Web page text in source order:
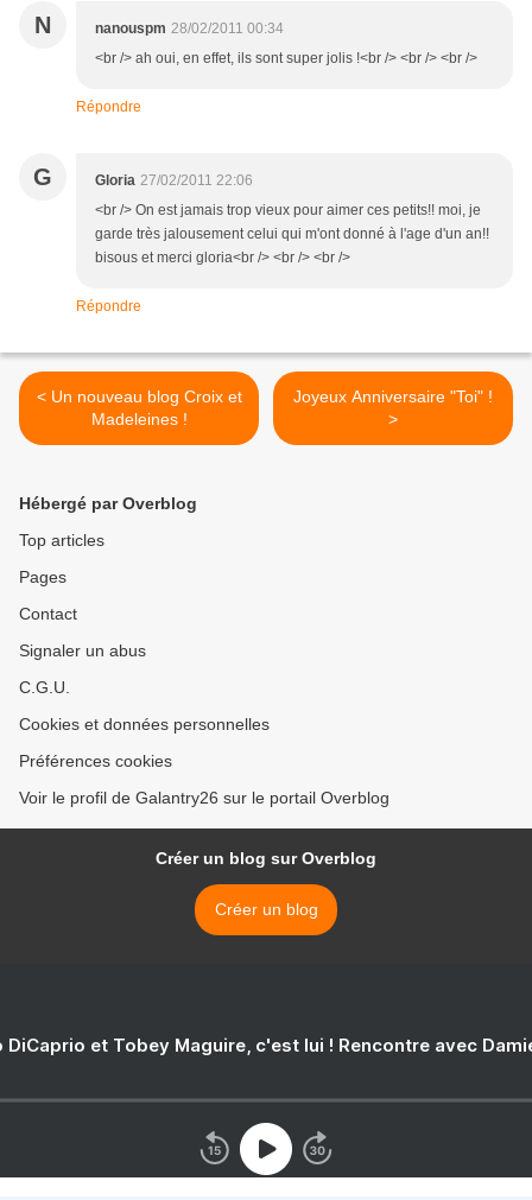
N nanouspm 28/02/2011 00:34
<br /> ah oui, en effet, ils sont super jolis !<br /> <br /> <br />
Répondre
G Gloria 27/02/2011 22:06
<br /> On est jamais trop vieux pour aimer ces petits!! moi, je
garde très jalousement celui qui m'ont donné à l'age d'un an!!
bisous et merci gloria<br /> <br /> <br />
Répondre
< Un nouveau blog Croix et
Madeleines !
Joyeux Anniversaire "Toi" !
>
Hébergé par Overblog
Top articles
Pages
Contact
Signaler un abus
C.G.U.
Cookies et données personnelles
Préférences cookies
Voir le profil de Galantry26 sur le portail Overblog
Créer un blog sur Overblog
Créer un blog
DiCaprio et Tobey Maguire, c'est lui ! Rencontre avec